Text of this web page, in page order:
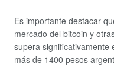
Es importante destacar
mercado del bitcoin y
supera significativamente
más de 1400 pesos